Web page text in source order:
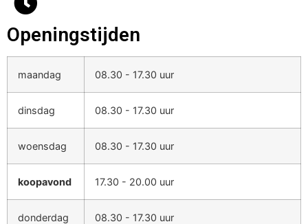
Openingstijden
maandag 08.30 - 17.30 uur
dinsdag 08.30 - 17.30 uur
woensdag 08.30 - 17.30 uur
koopavond 17.30 - 20.00 uur
donderdag 08.30 - 17.30 uur